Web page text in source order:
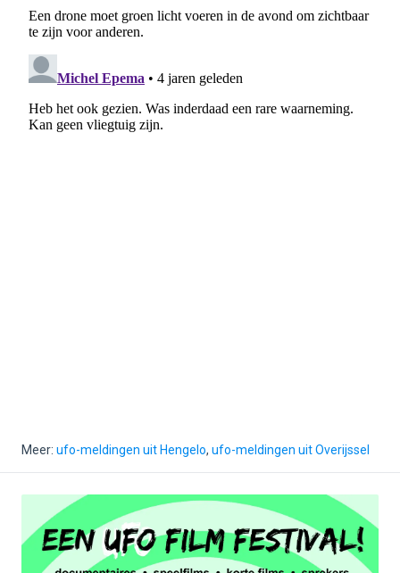
Meer: ufo-meldingen uit Hengelo, ufo-meldingen uit Overijssel